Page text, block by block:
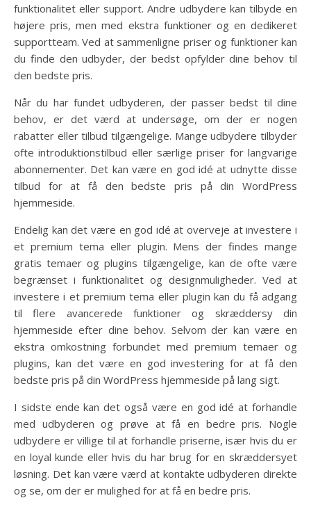
funktionalitet eller support. Andre udbydere kan tilbyde en
højere pris, men med ekstra funktioner og en dedikeret
supportteam. Ved at sammenligne priser og funktioner kan
du finde den udbyder, der bedst opfylder dine behov til
den bedste pris.
Når du har fundet udbyderen, der passer bedst til dine
behov, er det værd at undersøge, om der er nogen
rabatter eller tilbud tilgængelige. Mange udbydere tilbyder
ofte introduktionstilbud eller særlige priser for langvarige
abonnementer. Det kan være en god idé at udnytte disse
tilbud for at få den bedste pris på din WordPress
hjemmeside.
Endelig kan det være en god idé at overveje at investere i
et premium tema eller plugin. Mens der findes mange
gratis temaer og plugins tilgængelige, kan de ofte være
begrænset i funktionalitet og designmuligheder. Ved at
investere i et premium tema eller plugin kan du få adgang
til flere avancerede funktioner og skræddersy din
hjemmeside efter dine behov. Selvom der kan være en
ekstra omkostning forbundet med premium temaer og
plugins, kan det være en god investering for at få den
bedste pris på din WordPress hjemmeside på lang sigt.
I sidste ende kan det også være en god idé at forhandle
med udbyderen og prøve at få en bedre pris. Nogle
udbydere er villige til at forhandle priserne, især hvis du er
en loyal kunde eller hvis du har brug for en skræddersyet
løsning. Det kan være værd at kontakte udbyderen direkte
og se, om der er mulighed for at få en bedre pris.